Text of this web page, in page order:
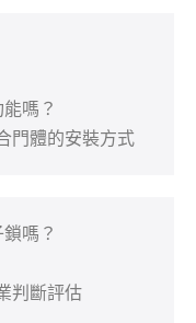
嗎？
門體的安裝方式
嗎？
判斷評估